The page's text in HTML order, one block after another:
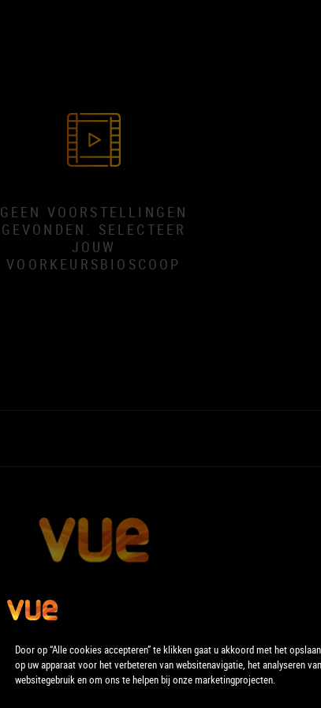
GEEN VOORSTELLINGEN
GEVONDEN. SELECTEER
JOUW
VOORKEURSBIOSCOOP
Door op “Alle cookies accepteren” te klikken gaat u akkoord met het
op uw apparaat voor het verbeteren van websitenavigatie, het analyseren van
websitegebruik en om ons te helpen bij onze marketingprojecten.